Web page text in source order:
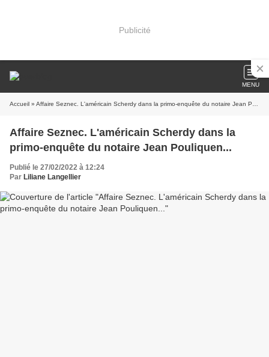
Publicité
MENU
Accueil » Affaire Seznec. L'américain Scherdy dans la primo-enquête du notaire Jean Pouliquen...
Affaire Seznec. L'américain Scherdy dans la
primo-enquête du notaire Jean Pouliquen...
Publié le 27/02/2022 à 12:24
Par Liliane Langellier